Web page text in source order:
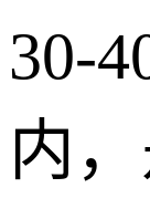
30-
内